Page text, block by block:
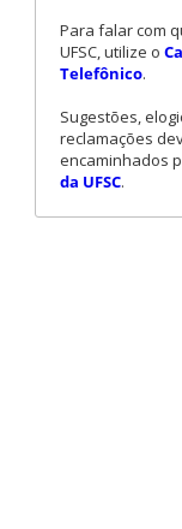
Para falar com
UFSC, utilize o
Telefônico.
Sugestões,
reclamações
encaminhados
da UFSC.